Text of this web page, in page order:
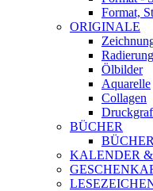
Format,
ORIGINALE
Ölbilder
Aquarelle
Collagen
BÜCHER
KALENDER &